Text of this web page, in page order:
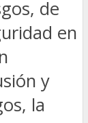
de
en
y
la